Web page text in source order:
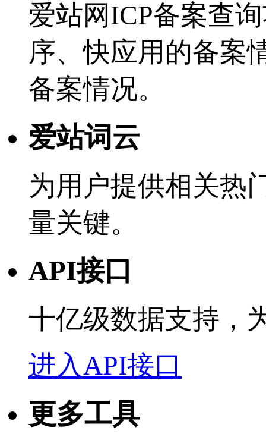
爱站网ICP备案查
序、快应用的备案
备案情况。
爱站词云
为用户提供相关热
量关键。
API接口
十亿级数据支持，
进入API接口
更多工具